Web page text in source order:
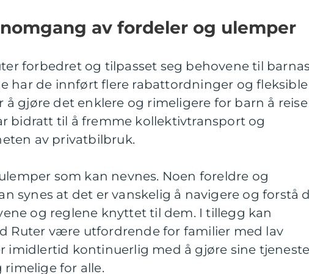
av fordeler og ulemper
forbedret og tilpasset seg behovene til barnas
har de innført flere rabattordninger og fleksible
gjøre det enklere og rimeligere for barn å reise
bidratt til å fremme kollektivtransport og
av privatbilbruk.
som kan nevnes. Noen foreldre og
synes at det er vanskelig å navigere og forstå
og reglene knyttet til dem. I tillegg kan
Ruter være utfordrende for familier med lav
imidlertid kontinuerlig med å gjøre sine
for alle.